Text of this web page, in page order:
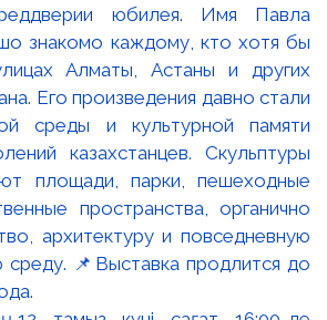
юбилея. Имя Павла
знакомо каждому, кто хотя бы
Алматы, Астаны и других
Его произведения давно стали
среды и культурной памяти
казахстанцев. Скульптуры
площади, парки, пешеходные
пространства, органично
архитектуру и повседневную
среду. 📌Выставка продлится до